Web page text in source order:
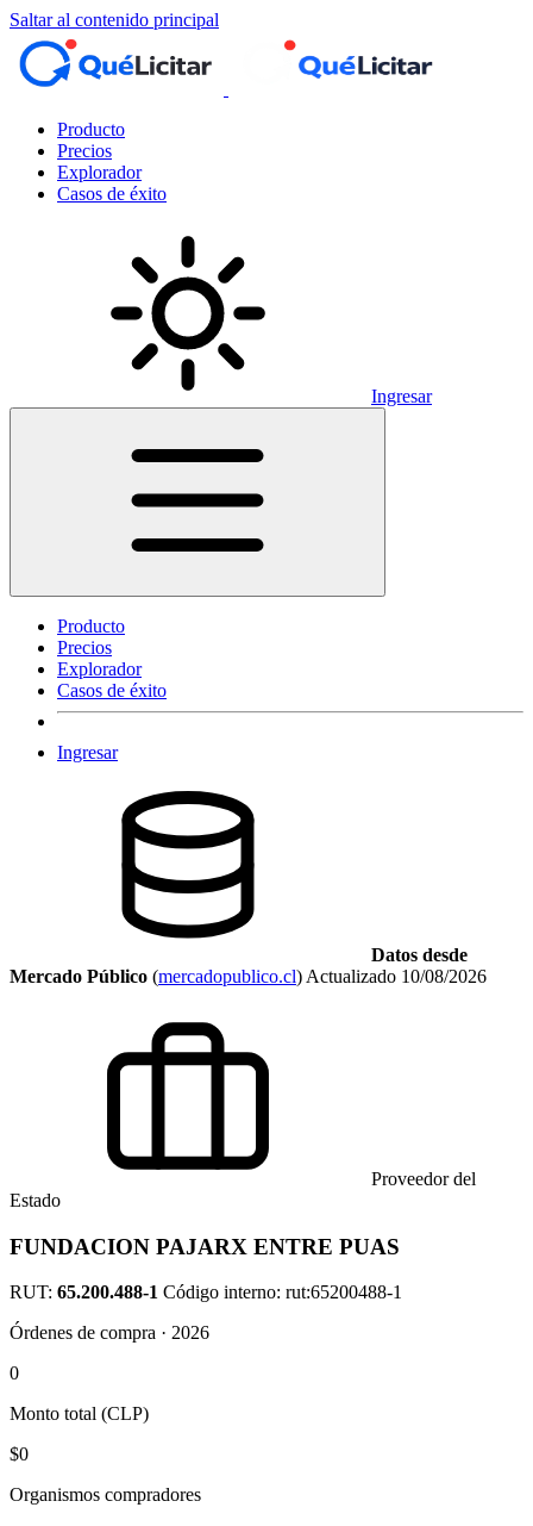
Saltar al contenido principal
Producto
Precios
Explorador
Casos de éxito
Ingresar
Producto
Precios
Explorador
Casos de éxito
Ingresar
Datos desde
Mercado Público (mercadopublico.cl) Actualizado 10/08/2026
Proveedor del
Estado
FUNDACION PAJARX ENTRE PUAS
RUT: 65.200.488-1 Código interno: rut:65200488-1
Órdenes de compra · 2026
0
Monto total (CLP)
$0
Organismos compradores